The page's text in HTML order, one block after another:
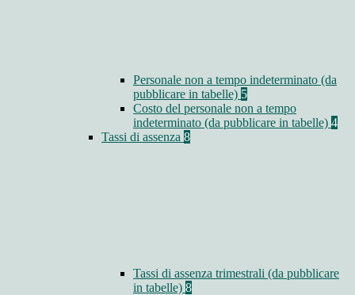
Personale non a tempo indeterminato (da
pubblicare in tabelle) 5
Costo del personale non a tempo
indeterminato (da pubblicare in tabelle) 4
Tassi di assenza 8
Tassi di assenza trimestrali (da pubblicare
in tabelle) 8